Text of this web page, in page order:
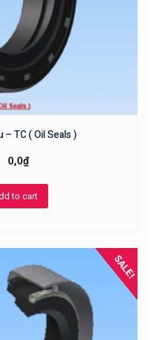
– TC ( Oil Seals )
0,0₫
to cart
SALE!